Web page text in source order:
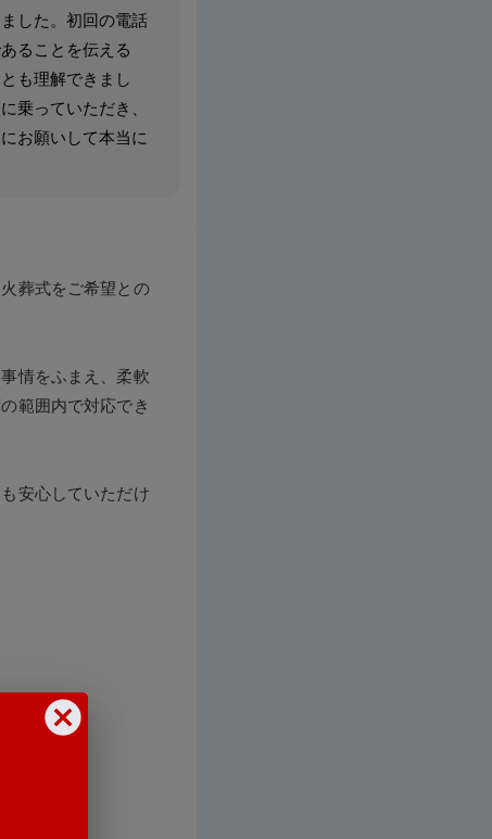
した。初回の電話
ることを伝える
も理解できまし
乗っていただき、
お願いして本当に
葬式をご希望との
情をふまえ、柔軟
範囲内で対応でき
安心していただけ